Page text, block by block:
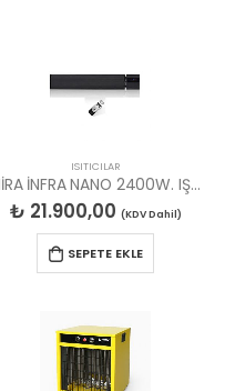
ISITICILAR
MİRA İNFRA NANO 2400W. IŞIKSIZ ELK RADYANT ISITICI
₺ 21.900,00 (KDV Dahil)
SEPETE EKLE